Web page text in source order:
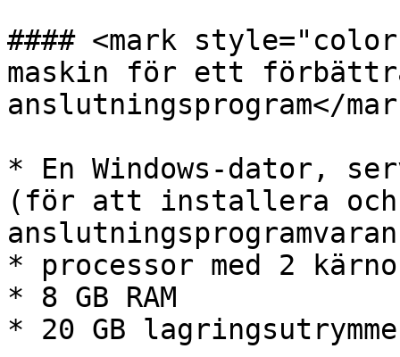
#### <mark
maskin för ett
anslutningsprogram</
* En Windows-dator,
(för att installera och
* processor med 2
* 8 GB RAM
* 20 GB lagringsutrymme